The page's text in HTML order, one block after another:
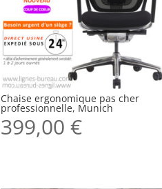
Chaise ergonomique pas cher
professionnelle, Munich
399,00€